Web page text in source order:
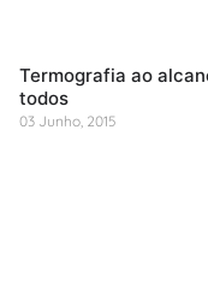
Termografia ao
todos
03 Junho, 2015